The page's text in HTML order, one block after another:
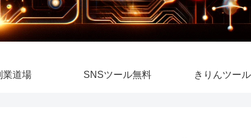
業道場 SNSツール無料 きりんツール